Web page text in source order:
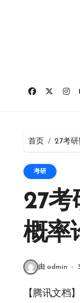
首页 27考研
考研
27考
概率
由 admin
【腾讯文